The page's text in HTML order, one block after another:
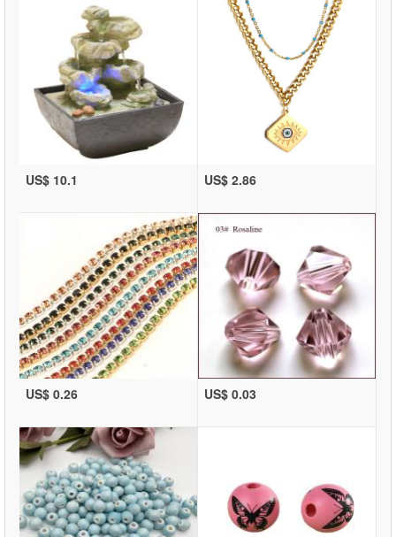
US$ 10.1 US$ 2.86
US$ 0.26 US$ 0.03